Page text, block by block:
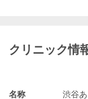
クリニック情
名称 渋谷